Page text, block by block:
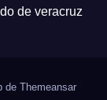
de veracruz
de Themeansar